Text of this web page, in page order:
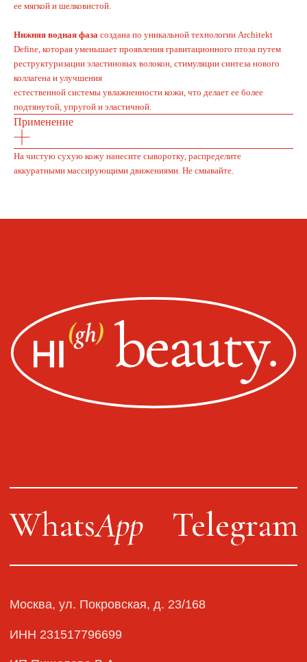
ее мягкой и шелковистой.
Нижняя водная фаза создана по уникальной технологии Architekt
Define, которая уменьшает проявления гравитационного птоза путем
реструктуризации эластиновых волокон, стимуляции синтеза нового
коллагена и улучшения
естественной системы увлажненности кожи, что делает ее более
подтянутой, упругой и эластичной.
Применение
На чистую сухую кожу нанесите сыворотку, распределите
аккуратными массирующими движениями. Не смывайте.
Оплата, доставка, возврат
Сайт от segoch.ru
WhatsApp Telegram